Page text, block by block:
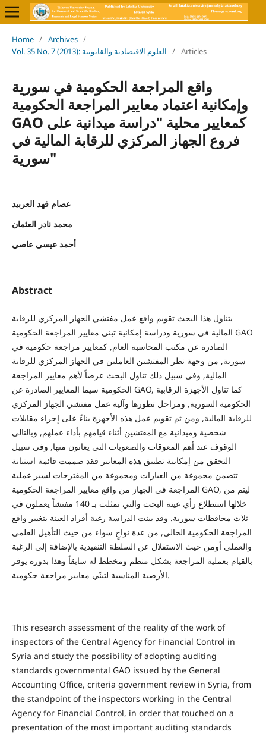
Home / Archives /
Vol. 35 No. 7 (2013): العلوم الاقتصادية والقانونية / Articles
واقع المراجعة الحكومية في سورية
وإمكانية اعتماد معايير المراجعة الحكومية
GAO كمعايير محلية "دراسة ميدانية على
فروع الجهاز المركزي للرقابة المالية في
سورية"
عصام فهد العربيد
محمد نادر العثمان
أحمد عيسى عاصي
Abstract
يتناول هذا البحث تقويم واقع عمل مفتشي الجهاز المركزي للرقابة
المالية في سورية ودراسة إمكانية تبني معايير المراجعة الحكومية GAO
الصادرة عن مكتب المحاسبة العام, كمعايير مراجعة حكومية في
سورية, من وجهة نظر المفتشين العاملين في الجهاز المركزي للرقابة
المالية, وفي سبيل ذلك تناول البحث عرضاً لأهم معايير المراجعة
الحكومية سيما المعايير الصادرة عن GAO, كما تناول الأجهزة الرقابية
الحكومية السورية, ومراحل تطورها وآلية عمل مفتشي الجهاز المركزي
للرقابة المالية, ومن ثم تقويم عمل هذه الأجهزة بناءً على إجراء مقابلات
شخصية وميدانية مع المفتشين أثناء قيامهم بأداء عملهم, وبالتالي
الوقوف عند أهم المعوقات والصعوبات التي يعانون منها, وفي سبيل
التحقق من إمكانية تطبيق هذه المعايير فقد صممت قائمة استبانة
تتضمن مجموعة من العبارات ومجموعة من المقترحات لسير عملية
المراجعة في الجهاز من واقع معايير المراجعة الحكومية GAO, ليتم من
خلالها استطلاع رأي عينة البحث والتي تمثلت بـ 140 مفتشاً يعملون في
ثلاث محافظات سورية. وقد بينت الدراسة رغبة أفراد العينة بتغيير واقع
المراجعة الحكومية الحالي, من عدة نواحٍ سواء من حيث التأهيل العلمي
والعملي أومن حيث الاستقلال عن السلطة التنفيذية بالإضافة إلى الرغبة
بالقيام بعملية المراجعة بشكل منظم ومخطط له سابقاً وهذا بدوره يوفر
الأرضية المناسبة لتبنّي معايير مراجعة حكومية.
This research assessment of the reality of the work of
inspectors of the Central Agency for Financial Control in
Syria and study the possibility of adopting auditing
standards governmental GAO issued by the General
Accounting Office, criteria government review in Syria, from
the standpoint of the inspectors working in the Central
Agency for Financial Control, in order that touched on a
presentation of the most important auditing standards